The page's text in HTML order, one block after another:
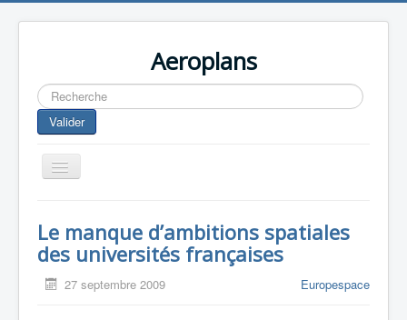
Aeroplans
Rechercher
Valider
Toggle
Navigation
Aviation Commerciale
Le manque d’ambitions spatiales
des universités françaises
27 septembre 2009 Europespace